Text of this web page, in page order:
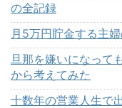
の全記録
月5万円貯金する主
旦那を嫌いになって
から考えてみた
十数年の営業人生で